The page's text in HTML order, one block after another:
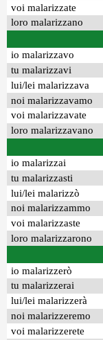
voi malarizzate
loro malarizzano
io malarizzavo
tu malarizzavi
lui/lei malarizzava
noi malarizzavamo
voi malarizzavate
loro malarizzavano
io malarizzai
tu malarizzasti
lui/lei malarizzò
noi malarizzammo
voi malarizzaste
loro malarizzarono
io malarizzerò
tu malarizzerai
lui/lei malarizzerà
noi malarizzeremo
voi malarizzerete